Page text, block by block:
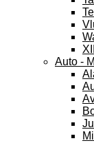
XIII
Auto -